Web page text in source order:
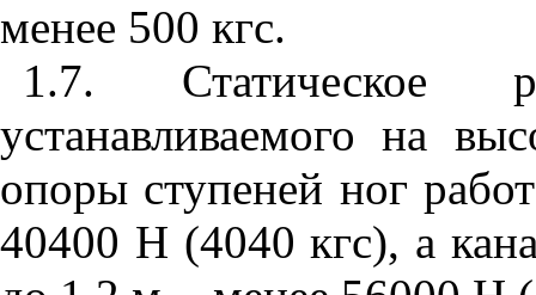
менее 500 кгс.
1.7. Статическое
устанавливаемого на
опоры ступеней ног
40400 Н (4040 кгс), а